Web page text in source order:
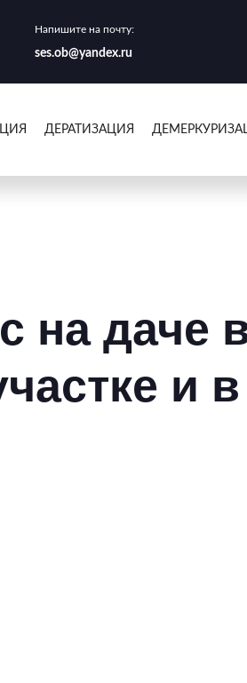
Напишите на почту:
ses.ob@yandex.ru
ДЕРАТИЗАЦИЯ
на даче
и